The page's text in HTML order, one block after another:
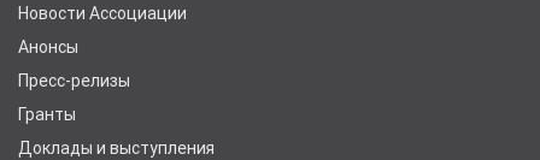
Новости Ассоциации
Анонсы
Пресс-релизы
Гранты
Доклады и выступления